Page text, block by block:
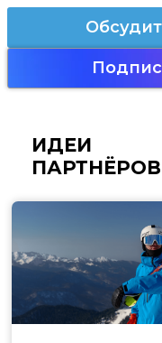
ИДЕИ
ПАРТНЁРОВ